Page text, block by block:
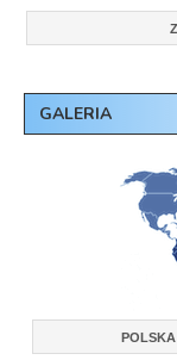
GALERIA
POLSKA